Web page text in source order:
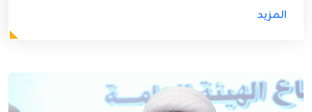
المزيد